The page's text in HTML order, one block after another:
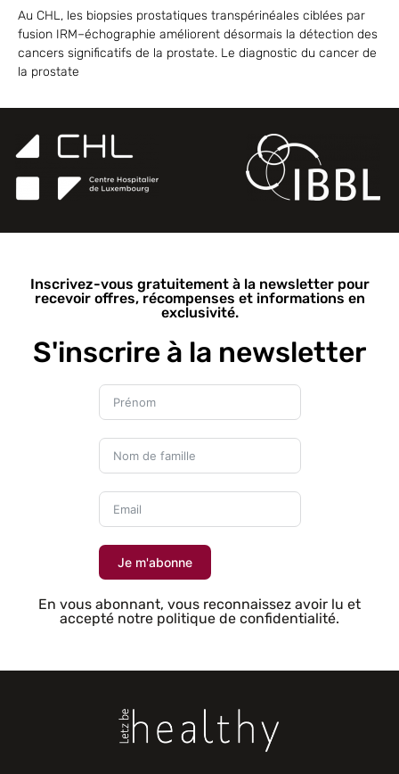
Au CHL, les biopsies prostatiques transpérinéales ciblées par
fusion IRM–échographie améliorent désormais la détection des
cancers significatifs de la prostate. Le diagnostic du cancer de
la prostate
Inscrivez-vous gratuitement à la newsletter pour
recevoir offres, récompenses et informations en
exclusivité.
S'inscrire à la newsletter
Je m'abonne
En vous abonnant, vous reconnaissez avoir lu et
accepté notre politique de confidentialité.